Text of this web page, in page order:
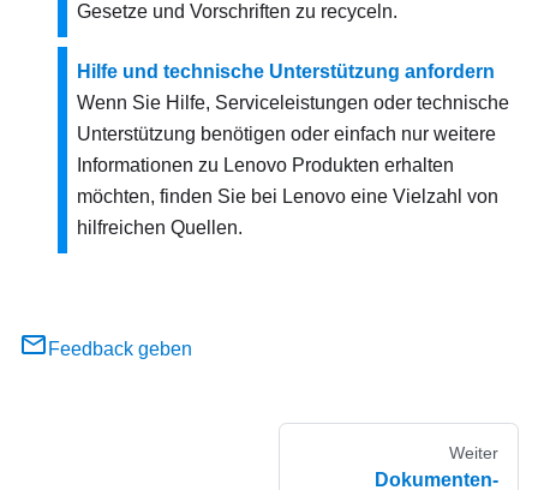
Gesetze und Vorschriften zu recyceln.
Hilfe und technische Unterstützung anfordern
Wenn Sie Hilfe, Serviceleistungen oder technische
Unterstützung benötigen oder einfach nur weitere
Informationen zu Lenovo Produkten erhalten
möchten, finden Sie bei Lenovo eine Vielzahl von
hilfreichen Quellen.
Feedback geben
Weiter
Dokumenten-